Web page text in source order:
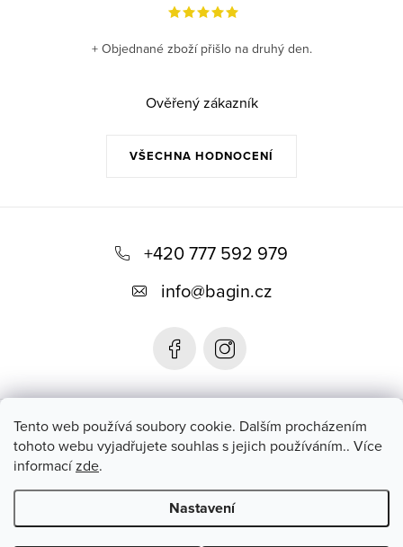
Tento web používá soubory cookie. Dalším procházením
tohoto webu vyjadřujete souhlas s jejich používáním.. Více
informacízde.
Nastavení
VŠECHNA HODNOCENÍ
+ Objednané zboží přišlo na druhý den.
Ověřený zákazník
+420 777 592 979
info@bagin.cz
Bagin.cz
Instagram
Copyright 2026Bagin.cz. Všechna práva vyhrazena.Upravit